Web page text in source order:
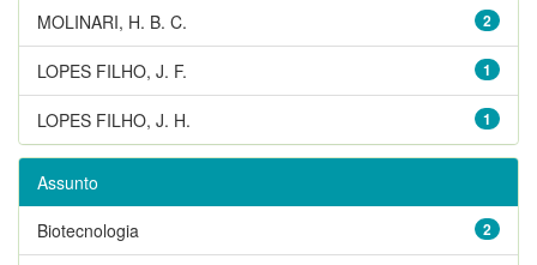
2
MOLINARI, H. B. C.
1
LOPES FILHO, J. F.
1
LOPES FILHO, J. H.
Assunto
2
Biotecnologia